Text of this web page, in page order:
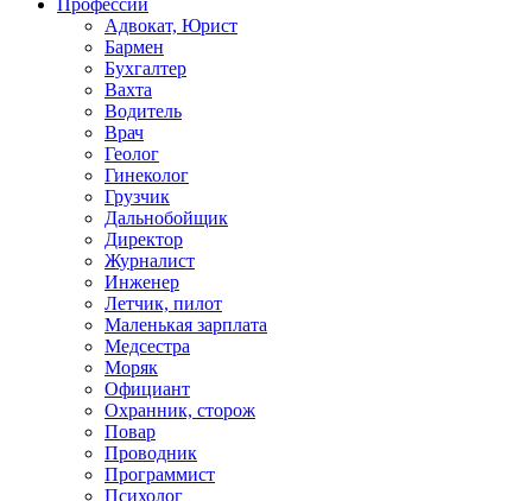
Профессии
Адвокат, Юрист
Бармен
Бухгалтер
Вахта
Водитель
Врач
Геолог
Гинеколог
Грузчик
Дальнобойщик
Директор
Журналист
Инженер
Летчик, пилот
Маленькая зарплата
Медсестра
Моряк
Официант
Охранник, сторож
Повар
Проводник
Программист
Психолог